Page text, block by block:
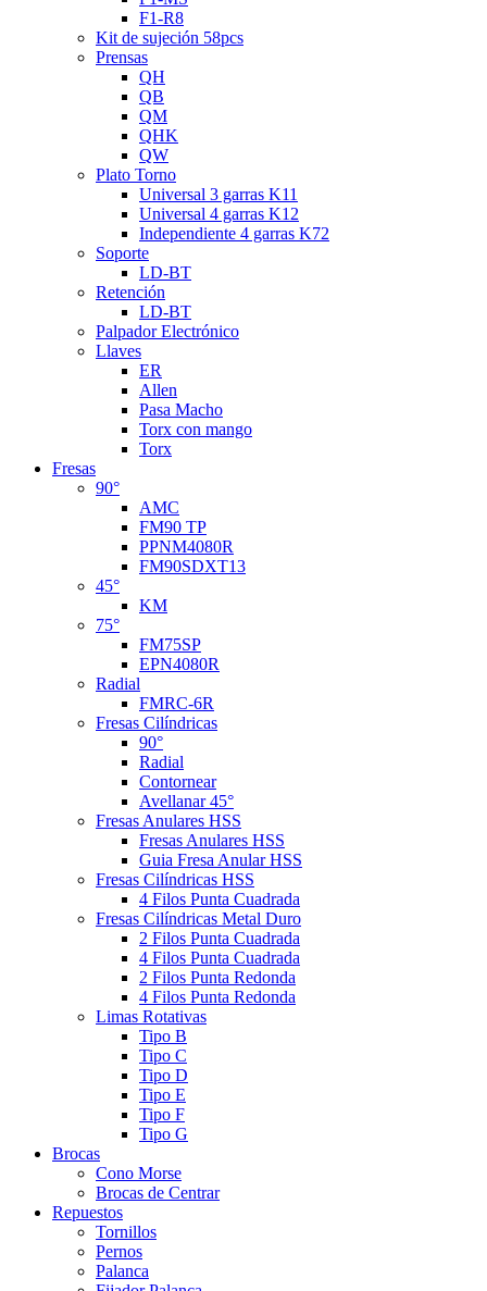
F1-R8
Kit de sujeción 58pcs
Prensas
QH
QB
QM
QHK
QW
Plato Torno
Universal 3 garras K11
Universal 4 garras K12
Independiente 4 garras K72
Soporte
LD-BT
Retención
LD-BT
Palpador Electrónico
Llaves
ER
Allen
Pasa Macho
Torx con mango
Torx
Fresas
90°
AMC
FM90 TP
PPNM4080R
FM90SDXT13
45°
KM
75°
FM75SP
EPN4080R
Radial
FMRC-6R
Fresas Cilíndricas
90°
Radial
Contornear
Avellanar 45°
Fresas Anulares HSS
Fresas Anulares HSS
Guia Fresa Anular HSS
Fresas Cilíndricas HSS
4 Filos Punta Cuadrada
Fresas Cilíndricas Metal Duro
2 Filos Punta Cuadrada
4 Filos Punta Cuadrada
2 Filos Punta Redonda
4 Filos Punta Redonda
Limas Rotativas
Tipo B
Tipo C
Tipo D
Tipo E
Tipo F
Tipo G
Brocas
Cono Morse
Brocas de Centrar
Repuestos
Tornillos
Pernos
Palanca